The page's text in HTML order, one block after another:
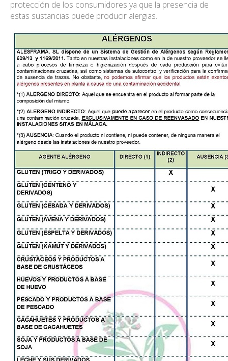
protección de los consumidores ya que la presencia de
estas sustancias puede producir alergias.